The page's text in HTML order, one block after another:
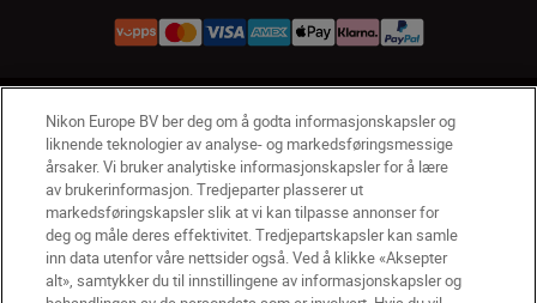
NO Nikon Sites
Kontakt oss Personvernerklæring
Bruksvilkår
Vilkår og betingelser for Nikon Store
Erklæring Om Informasjonskapsler
Tilgjengelighet
Innstillinger for informasjonskapsler
© 2026 Nikon
Nikon Europe BV ber deg om å godta informasjonskapsler og
liknende teknologier av analyse- og markedsføringsmessige
årsaker. Vi bruker analytiske informasjonskapsler for å lære
av brukerinformasjon. Tredjeparter plasserer ut
markedsføringskapsler slik at vi kan tilpasse annonser for
deg og måle deres effektivitet. Tredjepartskapsler kan samle
inn data utenfor våre nettsider også. Ved å klikke «Aksepter
alt», samtykker du til innstillingene av informasjonskapsler og